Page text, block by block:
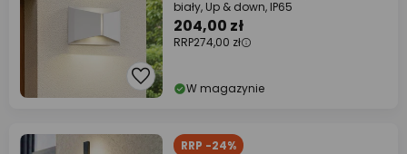
biały, Up & down, IP65
204,00 zł
RRP274,00 zł
W magazynie
RRP -24%